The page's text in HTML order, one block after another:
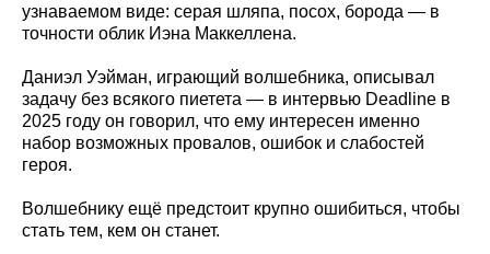
узнаваемом виде: серая шляпа, посох, борода — в
точности облик Иэна Маккеллена.
Даниэл Уэйман, играющий волшебника, описывал
задачу без всякого пиетета — в интервью Deadline в
2025 году он говорил, что ему интересен именно
набор возможных провалов, ошибок и слабостей
героя.
Волшебнику ещё предстоит крупно ошибиться, чтобы
стать тем, кем он станет.